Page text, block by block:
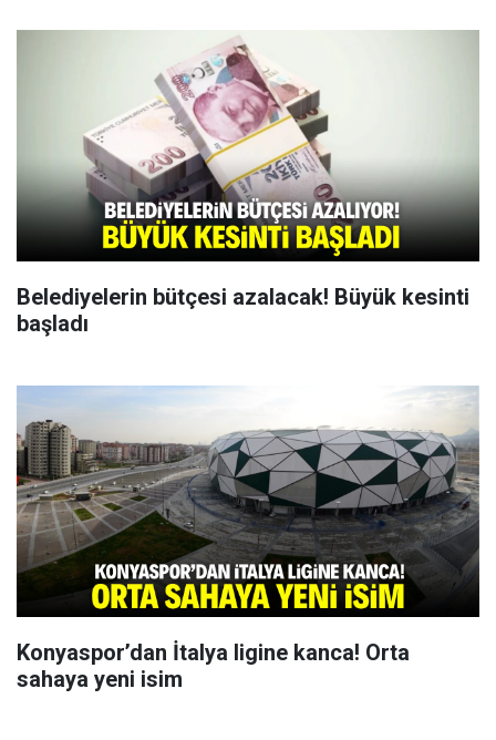
Belediyelerin bütçesi azalacak! Büyük kesinti
başladı
Konyaspor’dan İtalya ligine kanca! Orta
sahaya yeni isim